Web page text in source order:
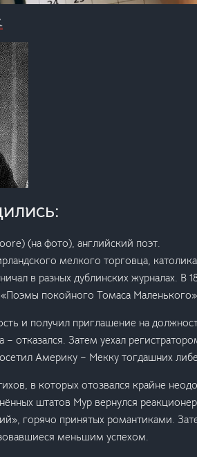
(на фото), английский поэт.
мелкого торговца,
в разных дублинских журналах.
покойного Томаса
и получил приглашение на
– отказался. Затем уехал
Америку – Мекку тогдашних
в которых отозвался крайне
штатов Мур вернулся
горячо принятых романтиками.
меньшим успехом.